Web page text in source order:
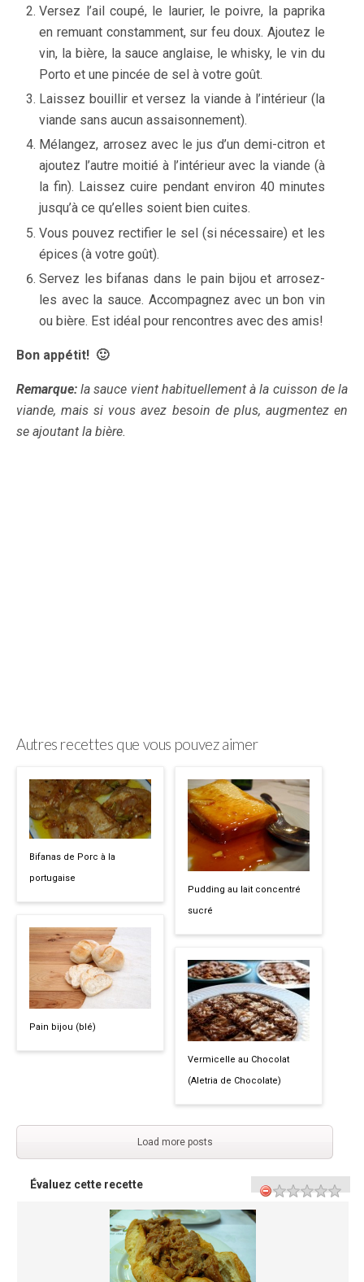
Versez l’ail coupé, le laurier, le poivre, la paprika
en remuant constamment, sur feu doux. Ajoutez le
vin, la bière, la sauce anglaise, le whisky, le vin du
Porto et une pincée de sel à votre goût.
Laissez bouillir et versez la viande à l’intérieur (la
viande sans aucun assaisonnement).
Mélangez, arrosez avec le jus d’un demi-citron et
ajoutez l’autre moitié à l’intérieur avec la viande (à
la fin). Laissez cuire pendant environ 40 minutes
jusqu’à ce qu’elles soient bien cuites.
Vous pouvez rectifier le sel (si nécessaire) et les
épices (à votre goût).
Servez les bifanas dans le pain bijou et arrosez-
les avec la sauce. Accompagnez avec un bon vin
ou bière. Est idéal pour rencontres avec des amis!
Bon appétit! 🙂
Remarque: la sauce vient habituellement à la cuisson de la
viande, mais si vous avez besoin de plus, augmentez en
se ajoutant la bière.
Autres recettes que vous pouvez aimer
Bifanas de Porc à la
portugaise
Pain bijou (blé)
Pudding au lait concentré
sucré
Vermicelle au Chocolat
(Aletria de Chocolate)
Load more posts
Évaluez cette recette